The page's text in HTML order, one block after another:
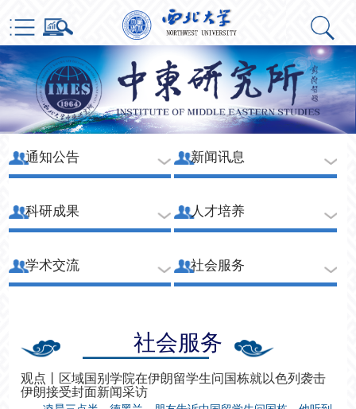
通知公告 新闻讯息
科研成果 人才培养
学术交流 社会服务
社会服务
观点丨区域国别学院在伊朗留学生问国栋就以色列袭击
伊朗接受封面新闻采访